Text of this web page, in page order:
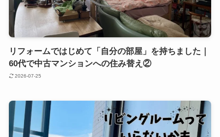
リフォームではじめて「自分の部屋」を持ちました｜
60代で中古マンションへの住み替え②
2026-07-25